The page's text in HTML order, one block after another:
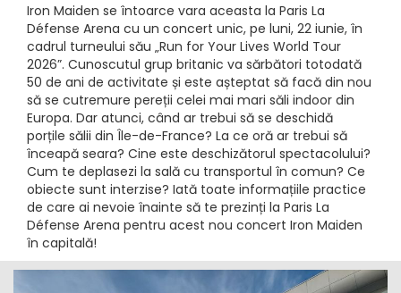
Iron Maiden se întoarce vara aceasta la Paris La
Défense Arena cu un concert unic, pe luni, 22 iunie, în
cadrul turneului său „Run for Your Lives World Tour
2026”. Cunoscutul grup britanic va sărbători totodată
50 de ani de activitate și este așteptat să facă din nou
să se cutremure pereții celei mai mari săli indoor din
Europa. Dar atunci, când ar trebui să se deschidă
porțile sălii din Île-de-France? La ce oră ar trebui să
înceapă seara? Cine este deschizătorul spectacolului?
Cum te deplasezi la sală cu transportul în comun? Ce
obiecte sunt interzise? Iată toate informațiile practice
de care ai nevoie înainte să te prezinți la Paris La
Défense Arena pentru acest nou concert Iron Maiden
în capitală!